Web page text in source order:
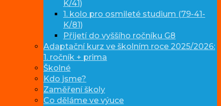
K/41)
1. kolo pro osmileté studium (79-41-
K/81)
Přijetí do vyššího ročníku G8
Adaptační kurz ve školním roce 2025/2026:
1. ročník + prima
Školné
Kdo jsme?
Zaměření školy
Co děláme ve výuce